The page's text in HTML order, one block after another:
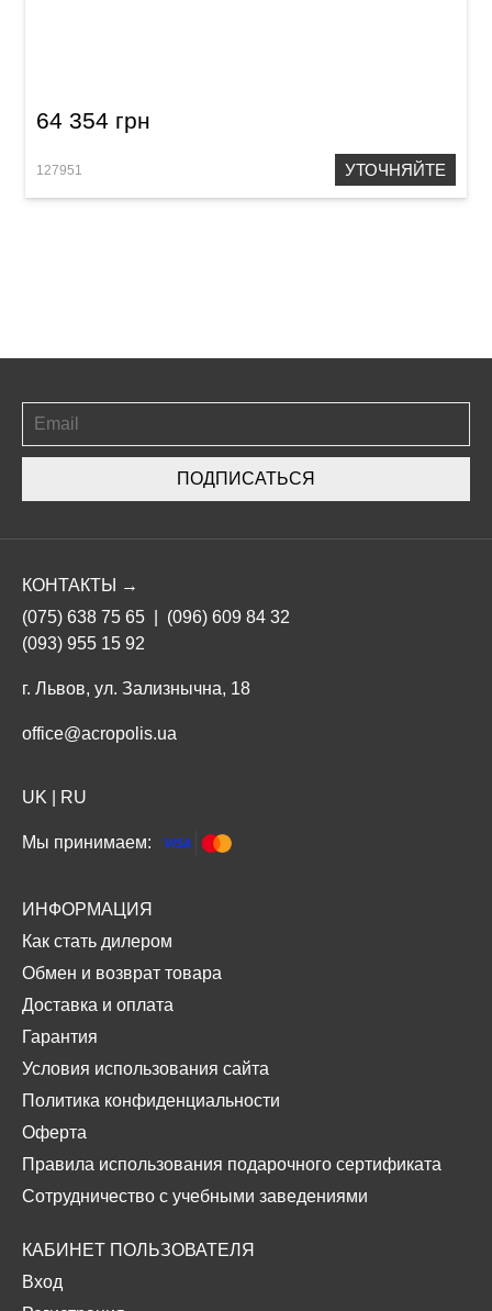
64 354 грн
127951 УТОЧНЯЙТЕ
ПОДПИСАТЬСЯ
КОНТАКТЫ →
(075) 638 75 65
(096) 609 84 32
(093) 955 15 92
г. Львов, ул. Зализнычна, 18
office@acropolis.ua
UK RU
Мы принимаем:
ИНФОРМАЦИЯ
Как стать дилером
Обмен и возврат товара
Доставка и оплата
Гарантия
Условия использования сайта
Политика конфиденциальности
Оферта
Правила использования подарочного сертификата
Сотрудничество с учебными заведениями
КАБИНЕТ ПОЛЬЗОВАТЕЛЯ
Вход